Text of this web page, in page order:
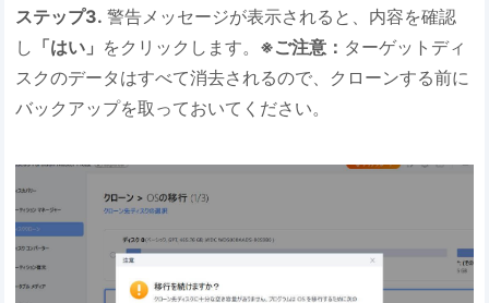
ステップ3.警告メッセージが表示されると、内容を確認
し 「はい」 をクリックします。 ※ご注意： ターゲットディ
スクのデータはすべて消去されるので、クローンする前に
バックアップを取っておいてください。